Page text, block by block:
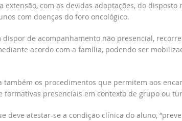
com as devidas adaptações, do disposto
com doenças do foro oncológico.
dispor de acompanhamento não presencial,
acordo com a família, podendo ser
também os procedimentos que permitem aos
presenciais em contexto de grupo ou
deve atestar-se a condição clínica do aluno,